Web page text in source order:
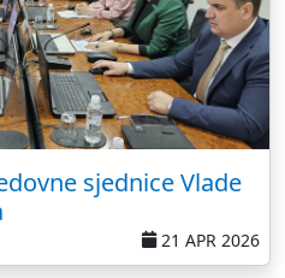
sjednice Vlade
21 APR 2026